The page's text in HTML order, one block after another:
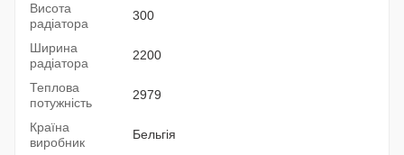
Висота
радіатора
300
Ширина
радіатора
2200
Теплова
потужність
2979
Країна
виробник
Бельгія